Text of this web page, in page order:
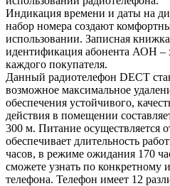
Индикация времени и даты на
набор номера создают
использовании. Записная
идентификация абонента АОН –
каждого покупателя.
Данный радиотелефон DECT
возможное максимальное
обеспечения устойчивого,
действия в помещении
300 м. Питание осуществляется
обеспечивает длительность
часов, в режиме ожидания 170
сможете узнать по конкретному
телефона. Телефон имеет 12